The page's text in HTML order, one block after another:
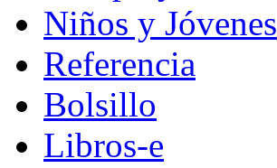
Niños y Jóvenes
Referencia
Bolsillo
Libros-e